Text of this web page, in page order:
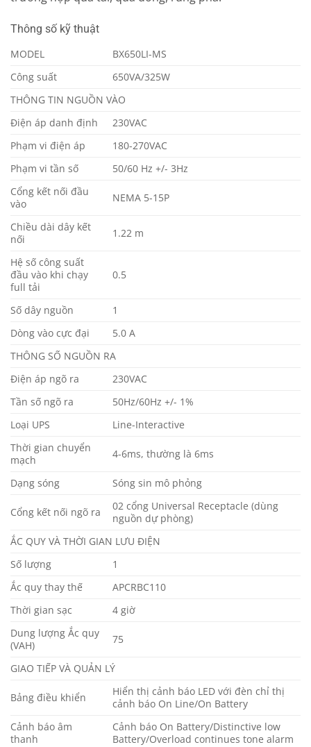
Thông số kỹ thuật
MODEL
BX650LI-MS
Công suất
650VA/325W
THÔNG TIN NGUỒN VÀO
Điện áp danh định
230VAC
Phạm vi điện áp
180-270VAC
Phạm vi tần số
50/60 Hz +/- 3Hz
Cổng kết nối đầu
vào
NEMA 5-15P
Chiều dài dây kết
nối
1.22 m
Hệ số công suất
đầu vào khi chạy
full tải
0.5
Số dây nguồn
1
Dòng vào cực đại
5.0 A
THÔNG SỐ NGUỒN RA
Điện áp ngõ ra
230VAC
Tần số ngõ ra
50Hz/60Hz +/- 1%
Loại UPS
Line-Interactive
Thời gian chuyển
mạch
4-6ms, thường là 6ms
Dạng sóng Sóng sin mô phỏng
Cổng kết nối ngõ ra
02 cổng Universal Receptacle (dùng
nguồn dự phòng)
ẮC QUY VÀ THỜI GIAN LƯU ĐIỆN
Số lượng
1
Ắc quy thay thế
APCRBC110
Thời gian sạc
4 giờ
Dung lượng Ắc quy
(VAH)
75
GIAO TIẾP VÀ QUẢN LÝ
Bảng điều khiển
Hiển thị cảnh báo LED với đèn chỉ thị
cảnh báo On Line/On Battery
Cảnh báo âm
thanh
Cảnh báo On Battery/Distinctive low
Battery/Overload continues tone alarm